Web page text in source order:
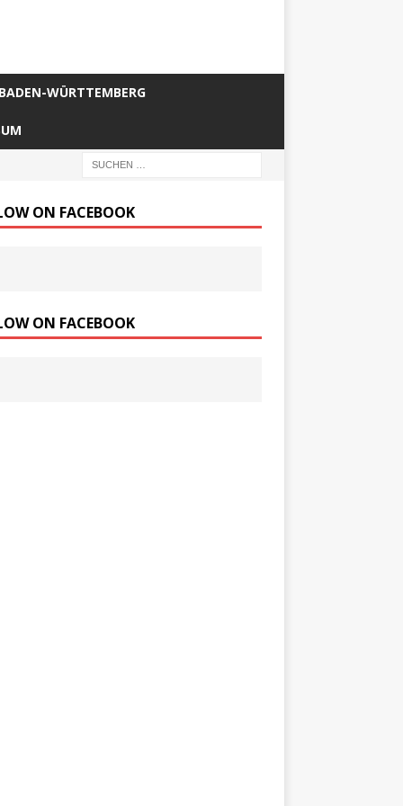
BADEN-WÜRTTEMBERG
ON FACEBOOK
ON FACEBOOK